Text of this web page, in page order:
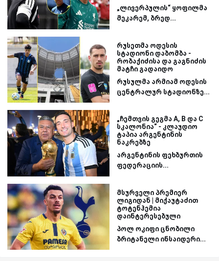
„ლივერპულის“ ყოფილმა
მეკარემ, ბრედ...
რუსეთმა ოდესის
სტადიონი დაბომბა -
რობაქიძისა და გაგნიძის
მატჩი გადაიდო
რუსულმა არმიამ ოდესის
ცენტრალურ სტადიონზე...
„ჩემთვის გეგმა A, B და C
სკალონია“ - კლაუდიო
ტაპია არგენტინის
ნაკრებზე
არგენტინის ფეხბურთის
ფედერაციის...
მსურველი პრემიერ
ლიგიდან | მიქაუტაძით
ტოტენჰემია
დაინტერესებული
პოლ ოკიფი ცნობილი
ბრიტანელი ინსაიდერი...